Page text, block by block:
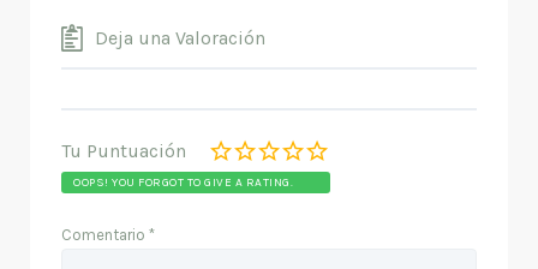
Deja una Valoración
Tu Puntuación
OOPS! YOU FORGOT TO GIVE A RATING.
Comentario *